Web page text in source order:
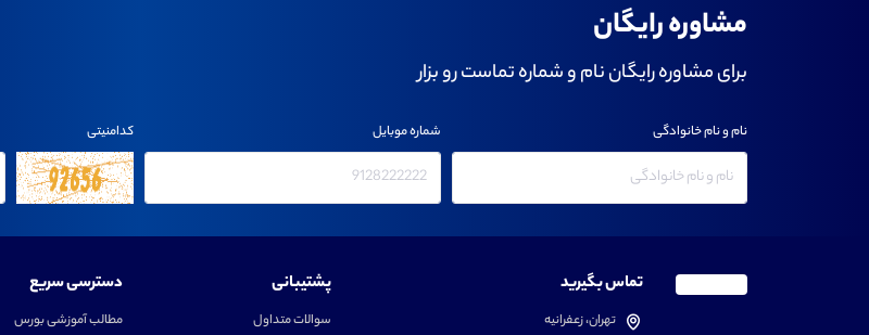
مشاوره رایگان
برای مشاوره رایگان نام و شماره تماست رو بزار
نام و نام خانوادگی شماره موبایل کدامنیتی
تماس بگیرید
تهران، زعفرانیه
پشتیبانی
سوالات متداول
دسترسی سریع
مطالب آموزشی بورس